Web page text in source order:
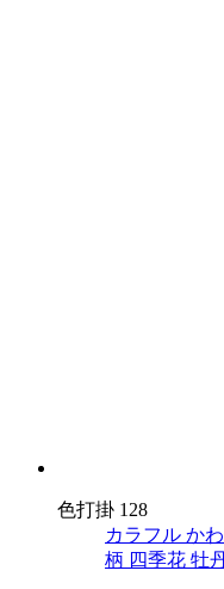
色打掛 128
カラフル か
柄 四季花 牡